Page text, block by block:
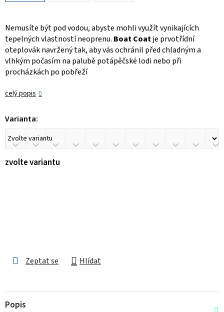
Nemusíte být pod vodou, abyste mohli využít vynikajících
tepelných vlastností neoprenu. Boat Coatje prvotřídní
oteplovák navržený tak, aby vás ochránil před chladným a
vlhkým počasím na palubě potápěčské lodi nebo při
procházkách po pobřeží
celý popis
Varianta:
zvolte variantu
Zeptat se Hlídat
Popis